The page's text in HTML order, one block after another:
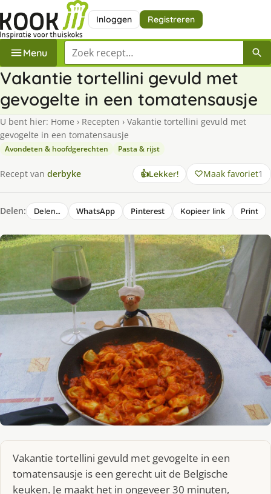
Inloggen Registreren
Menu Zoek een recept
Vakantie tortellini gevuld met
gevogelte in een tomatensausje
U bent hier: Home › Recepten › Vakantie tortellini gevuld met
gevogelte in een tomatensausje
Avondeten & hoofdgerechten Pasta & rijst
Recept van derbyke 👍Lekker! Maak favoriet1
Delen: Delen… WhatsApp Pinterest Kopieer link Print
Vakantie tortellini gevuld met gevogelte in een
tomatensausje is een gerecht uit de Belgische
keuken. Je maakt het in ongeveer 30 minuten,